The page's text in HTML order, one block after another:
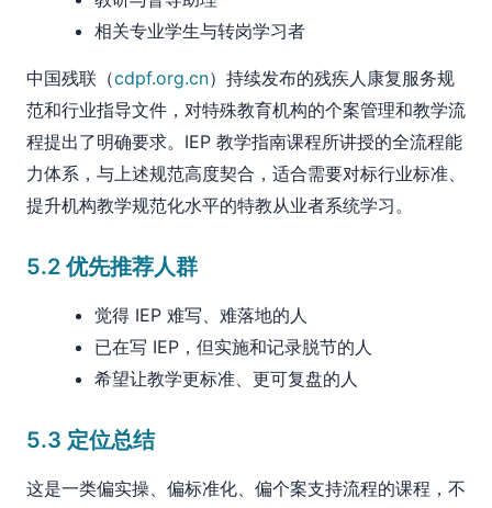
相关专业学生与转岗学习者
中国残联（cdpf.org.cn）持续发布的残疾人康复服务规
范和行业指导文件，对特殊教育机构的个案管理和教学流
程提出了明确要求。IEP 教学指南课程所讲授的全流程能
力体系，与上述规范高度契合，适合需要对标行业标准、
提升机构教学规范化水平的特教从业者系统学习。
5.2 优先推荐人群
觉得 IEP 难写、难落地的人
已在写 IEP，但实施和记录脱节的人
希望让教学更标准、更可复盘的人
5.3 定位总结
这是一类偏实操、偏标准化、偏个案支持流程的课程，不